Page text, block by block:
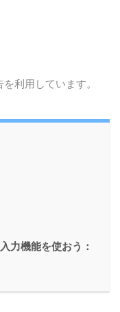
利用しています。
力機能を使おう：